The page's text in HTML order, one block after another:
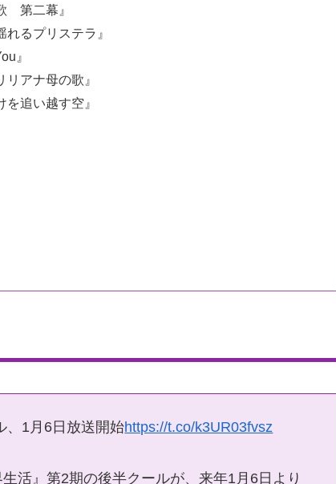
第二幕』
るプリステラ』
』
アナ母の歌』
追い越す空』
、1月6日放送開始https://t.co/k3UR03fvsz
活』第2期の後半クールが、来年1月6日より